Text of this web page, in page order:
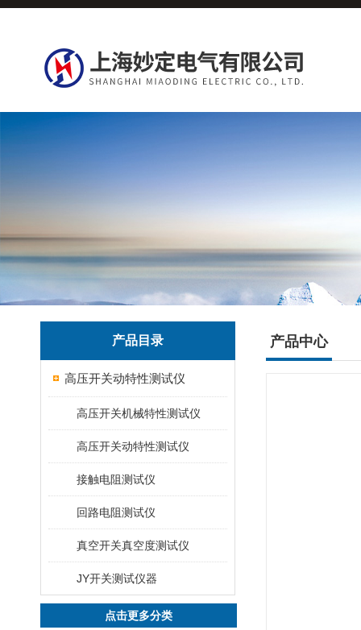
产品目录
高压开关动特性测试仪
高压开关机械特性测试仪
高压开关动特性测试仪
接触电阻测试仪
回路电阻测试仪
真空开关真空度测试仪
JY开关测试仪器
点击更多分类
产品中心